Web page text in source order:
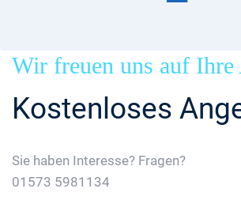
Wir freuen uns auf Ihre
Kostenloses
Sie haben Interesse? Fragen?
01573 5981134